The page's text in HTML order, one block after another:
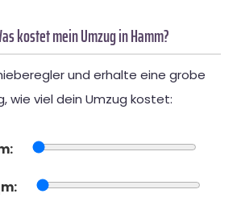
kostet mein Umzug in Hamm?
und erhalte eine grobe
wie viel dein Umzug kostet: